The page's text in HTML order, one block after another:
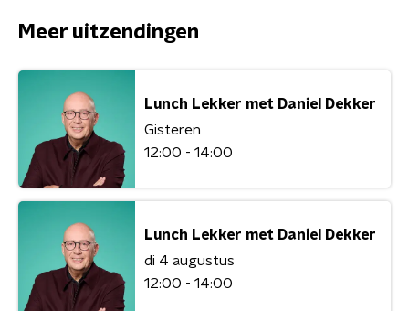
Meer uitzendingen
Lunch Lekker met Daniel Dekker
Gisteren
12:00 - 14:00
Lunch Lekker met Daniel Dekker
di 4 augustus
12:00 - 14:00